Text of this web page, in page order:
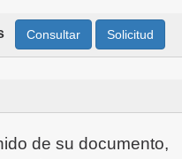
Consultar Solicitud
de su documento,